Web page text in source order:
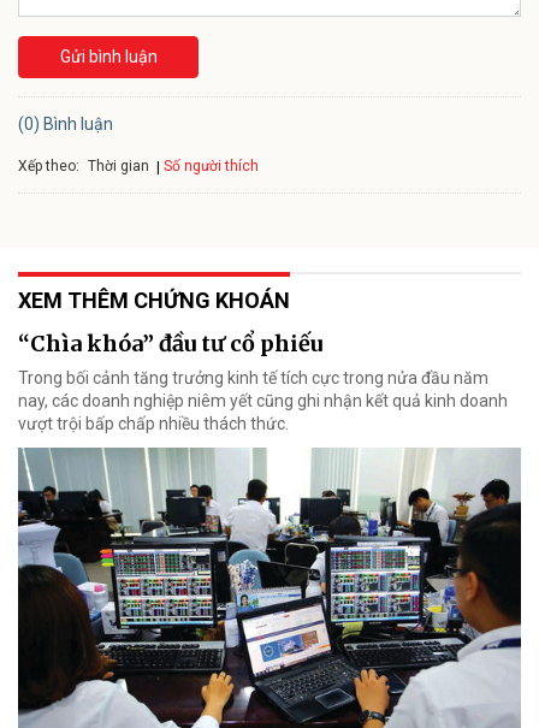
Gửi bình luận
(0) Bình luận
Xếp theo: Thời gian Số người thích
XEM THÊM CHỨNG KHOÁN
“Chìa khóa” đầu tư cổ phiếu
Trong bối cảnh tăng trưởng kinh tế tích cực trong nửa đầu năm
nay, các doanh nghiệp niêm yết cũng ghi nhận kết quả kinh doanh
vượt trội bấp chấp nhiều thách thức.